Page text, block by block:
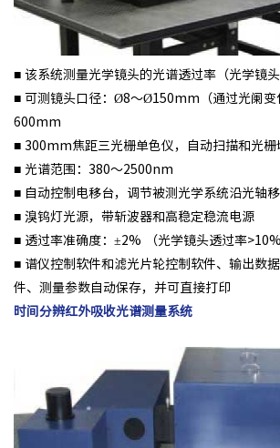
■ 该系统测量光学镜头的光谱透过率（光学镜
■ 可测镜头口径：Ø8～Ø150mm（通过光阑变
600mm
■ 300mm焦距三光栅单色仪，自动扫描和光栅
■ 光谱范围：380～2500nm
■ 自动控制电移台，调节被测光学系统沿光轴
■ 溴钨灯光源，带斩波器和高稳定稳流电源
■ 透过率准确度：±2% （光学镜头透过率>10%
■ 谱仪控制软件和滤光片轮控制软件、输出数
件、测量参数自动保存，并可直接打印
时间分辨红外吸收光谱测量系统